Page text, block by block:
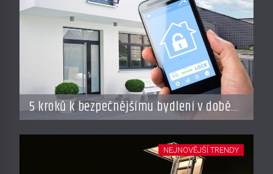
5 kroků k bezpečnějšímu bydlení v době
dovolené
NEJNOVĚJŠÍ TRENDY